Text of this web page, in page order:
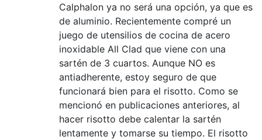
Calphalon ya no será una opción, ya que es
de aluminio. Recientemente compré un
juego de utensilios de cocina de acero
inoxidable All Clad que viene con una
sartén de 3 cuartos. Aunque NO es
antiadherente, estoy seguro de que
funcionará bien para el risotto. Como se
mencionó en publicaciones anteriores, al
hacer risotto debe calentar la sartén
lentamente y tomarse su tiempo. El risotto